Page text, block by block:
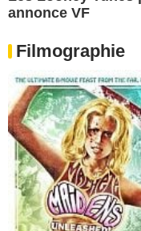
annonce VF
Filmographie